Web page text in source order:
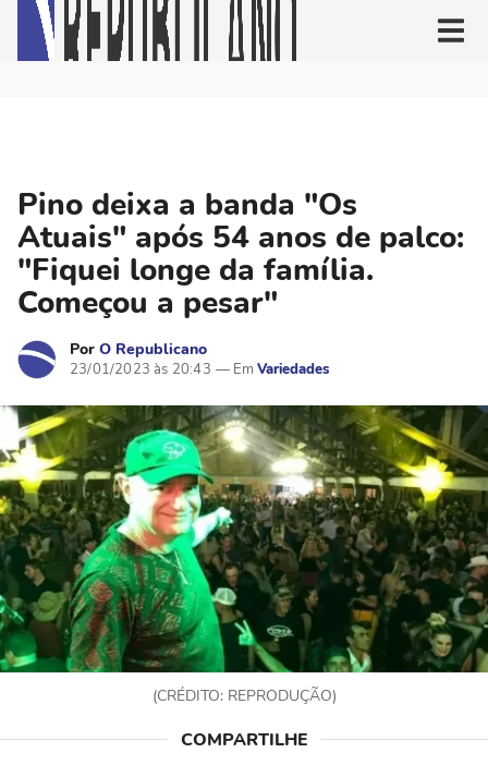
Pino deixa a banda "Os
Atuais" após 54 anos de palco:
"Fiquei longe da família.
Começou a pesar"
Por O Republicano
23/01/2023 às 20:43 Variedades
(CRÉDITO: REPRODUÇÃO)